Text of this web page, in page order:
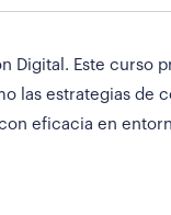
Digital. Este
las estrategias de
eficacia en